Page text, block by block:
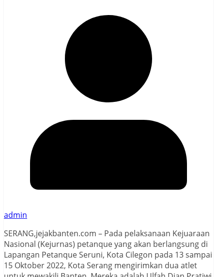
admin
SERANG,jejakbanten.com – Pada pelaksanaan Kejuaraan
Nasional (Kejurnas) petanque yang akan berlangsung di
Lapangan Petanque Seruni, Kota Cilegon pada 13 sampai
15 Oktober 2022, Kota Serang mengirimkan dua atlet